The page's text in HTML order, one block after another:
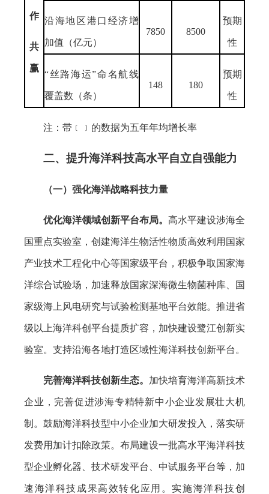
作
共
赢
沿海地区港口经济增
加值（亿元）
7850 8500
预期
性
“丝路海运”命名航线
覆盖数（条）
148 180
预期
性
注：带﹝﹞的数据为五年年均增长率
二、提升海洋科技高水平自立自强能力
（一）强化海洋战略科技力量
优化海洋领域创新平台布局。 高水平建设涉海全
国重点实验室，创建海洋生物活性物质高效利用国家
产业技术工程化中心等国家级平台，积极争取国家海
洋综合试验场，加速释放国家深海微生物菌种库、国
家级海上风电研究与试验检测基地平台效能。推进省
级以上海洋科创平台提质扩容，加快建设鹭江创新实
验室。支持沿海各地打造区域性海洋科技创新平台。
完善海洋科技创新生态。 加快培育海洋高新技术
企业，完善促进涉海专精特新中小企业发展壮大机
制。鼓励海洋科技型中小企业加大研发投入，落实研
发费用加计扣除政策。布局建设一批高水平海洋科技
型企业孵化器、技术研发平台、中试服务平台等，加
速海洋科技成果高效转化应用。实施海洋科技创